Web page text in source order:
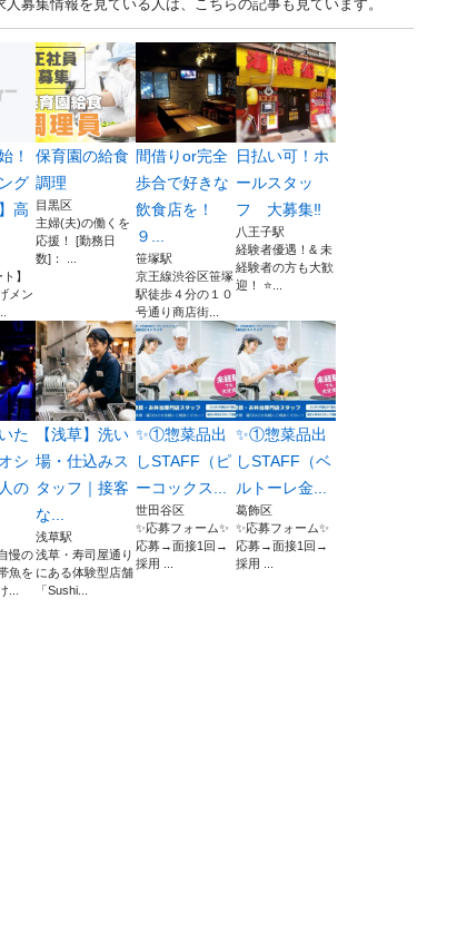
募集情報を見ている人は、こちらの記事も見ています。
！
グ
高
】
メン
保育園の給食
調理
目黒区
主婦(夫)の働くを
応援！ [勤務日
数]： ...
間借りor完全
歩合で好きな
飲食店を！
９...
笹塚駅
京王線渋谷区笹塚
駅徒歩４分の１０
号通り商店街...
日払い可！ホ
ールスタッ
フ 大募集‼︎
八王子駅
経験者優遇！& 未
経験者の方も大歓
迎！ ⭐...
た
シ
の
慢の
魚を
...
【浅草】洗い
場・仕込みス
タッフ｜接客
な...
浅草駅
浅草・寿司屋通り
にある体験型店舗
「Sushi...
✨①惣菜品出
しSTAFF（ピ
ーコックス...
世田谷区
✨応募フォーム✨
応募→面接1回→
採用 ...
✨①惣菜品出
しSTAFF（ベ
ルトーレ金...
葛飾区
✨応募フォーム✨
応募→面接1回→
採用 ...